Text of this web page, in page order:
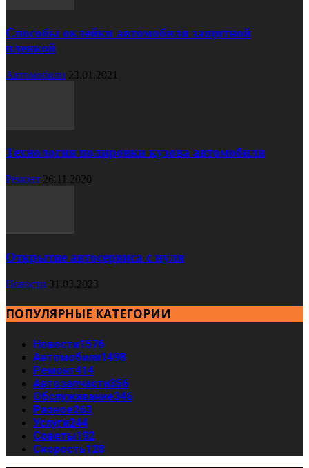
Способы оклейки автомобиля защитной
пленкой
Автомобили 23.01.2021
Технология полировки кузова автомобиля
Ремонт 26.11.2020
Открытие автосервиса с нуля
Новости 31.03.2023
ПОПУЛЯРНЫЕ КАТЕГОРИИ
Новости1576
Автомобили1498
Ремонт414
Автозапчасти356
Обслуживание346
Разное263
Услуги244
Советы192
Скорость128